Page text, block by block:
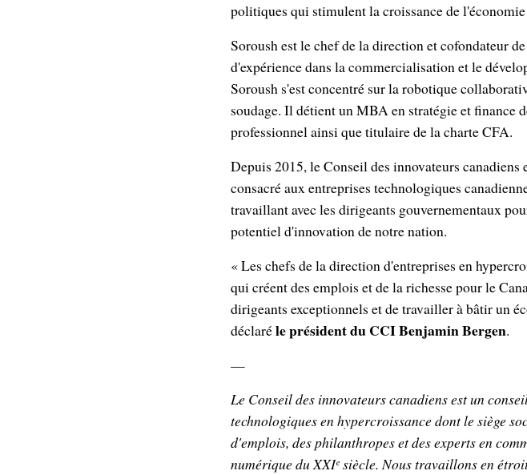
politiques qui stimulent la croissance de
Soroush est le chef de la direction et cofondateur
d'expérience dans la commercialisation et le
Soroush s'est concentré sur la robotique
soudage. Il détient un MBA en stratégie et
professionnel ainsi que titulaire de la charte CFA.
Depuis 2015, le Conseil des innovateurs
consacré aux entreprises technologiques
travaillant avec les dirigeants gouvernementaux
potentiel d'innovation de notre nation.
« Les chefs de la direction d'entreprises en
qui créent des emplois et de la richesse pour le
dirigeants exceptionnels et de travailler à bâtir un
déclaréle président du CCI Benjamin Bergen.
—
Le Conseil des innovateurs canadiens est un
technologiques en hypercroissance dont le siège
d'emplois, des philanthropes et des experts en
numérique du XXIᵉ siècle. Nous travaillons en